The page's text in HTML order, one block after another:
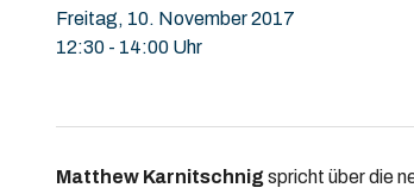
Freitag, 10. November 2017
12:30 - 14:00 Uhr
Matthew Karnitschnigspricht über die